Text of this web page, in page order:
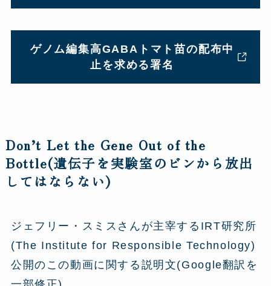
ゲノム編集高GABAトマト苗の配布中
止を求める署名
Don’t Let the Gene Out of the
Bottle(遺伝子を実験室のビンから放出
してはならない)
ジェフリー・スミスさんが主宰するIRT研究所
(The Institute for Responsible Technology)
公開のこの動画に関する説明文(Google翻訳を